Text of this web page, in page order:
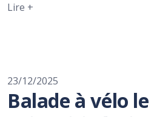
Lire +
23/12/2025
Balade à vélo